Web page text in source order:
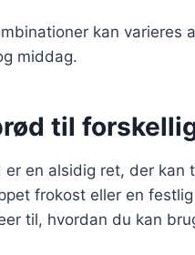
kan varieres
middag.
til
er en alsidig ret, der
frokost eller en
til, hvordan du kan